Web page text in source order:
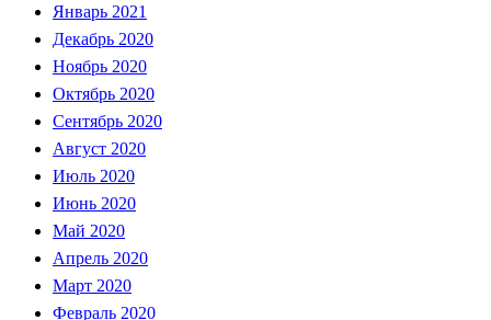
Январь 2021
Декабрь 2020
Ноябрь 2020
Октябрь 2020
Сентябрь 2020
Август 2020
Июль 2020
Июнь 2020
Май 2020
Апрель 2020
Март 2020
Февраль 2020